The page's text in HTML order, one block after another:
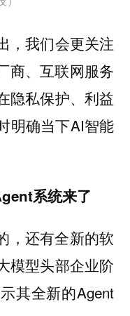
，我们会更关注
商、互联网服务
隐私保护、利益
明确当下AI智能
系统来了
，还有全新的软
模型头部企业阶
其全新的Agent